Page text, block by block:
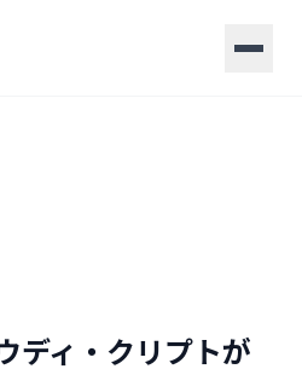
ディ・クリプトが